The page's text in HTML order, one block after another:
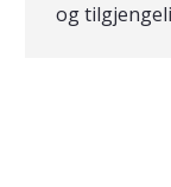
og